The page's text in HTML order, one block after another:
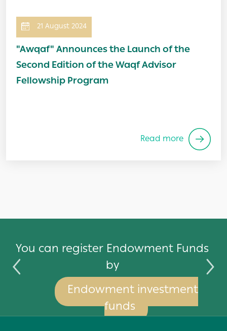
21 August 2024
"Awqaf" Announces the Launch of the
Second Edition of the Waqf Advisor
Fellowship Program
Read more
You can register Endowment Funds
by
Endowment investment
funds